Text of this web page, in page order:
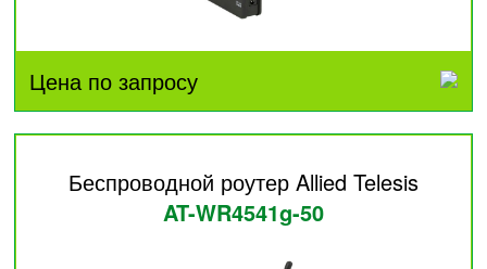
Цена по запросу
Беспроводной роутер Allied Telesis
AT-WR4541g-50